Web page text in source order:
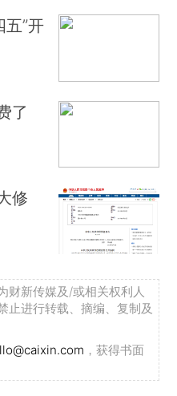
五”开
了
修
财新传媒及/或相关权利人
止进行转载、摘编、复制及
，获得书面